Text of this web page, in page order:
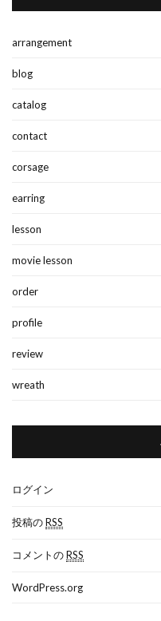
arrangement
blog
catalog
contact
corsage
earring
lesson
movie lesson
order
profile
review
wreath
ログイン
投稿のRSS
コメントのRSS
WordPress.org